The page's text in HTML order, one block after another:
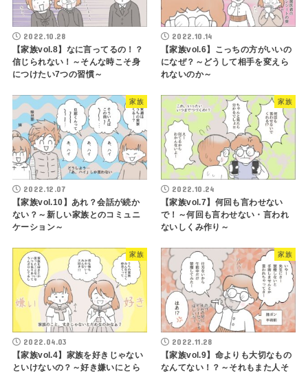
2022.10.28
【家族vol.8】なに言ってるの！？
信じられない！～そんな時こそ身
につけたい7つの習慣～
2022.10.14
【家族vol.6】こっちの方がいいの
になぜ？～どうして相手を変えら
れないのか～
家族
2022.12.07
【家族vol.10】あれ？会話が続か
ない？～新しい家族とのコミュニ
ケーション～
家族
2022.10.24
【家族vol.7】何回も言わせない
で！～何回も言わせない・言われ
ないしくみ作り～
家族
2022.04.03
【家族vol.4】家族を好きじゃない
といけないの？～好き嫌いにとら
家族
2022.11.28
【家族vol.9】命よりも大切なもの
なんてない！？～それもまた人そ